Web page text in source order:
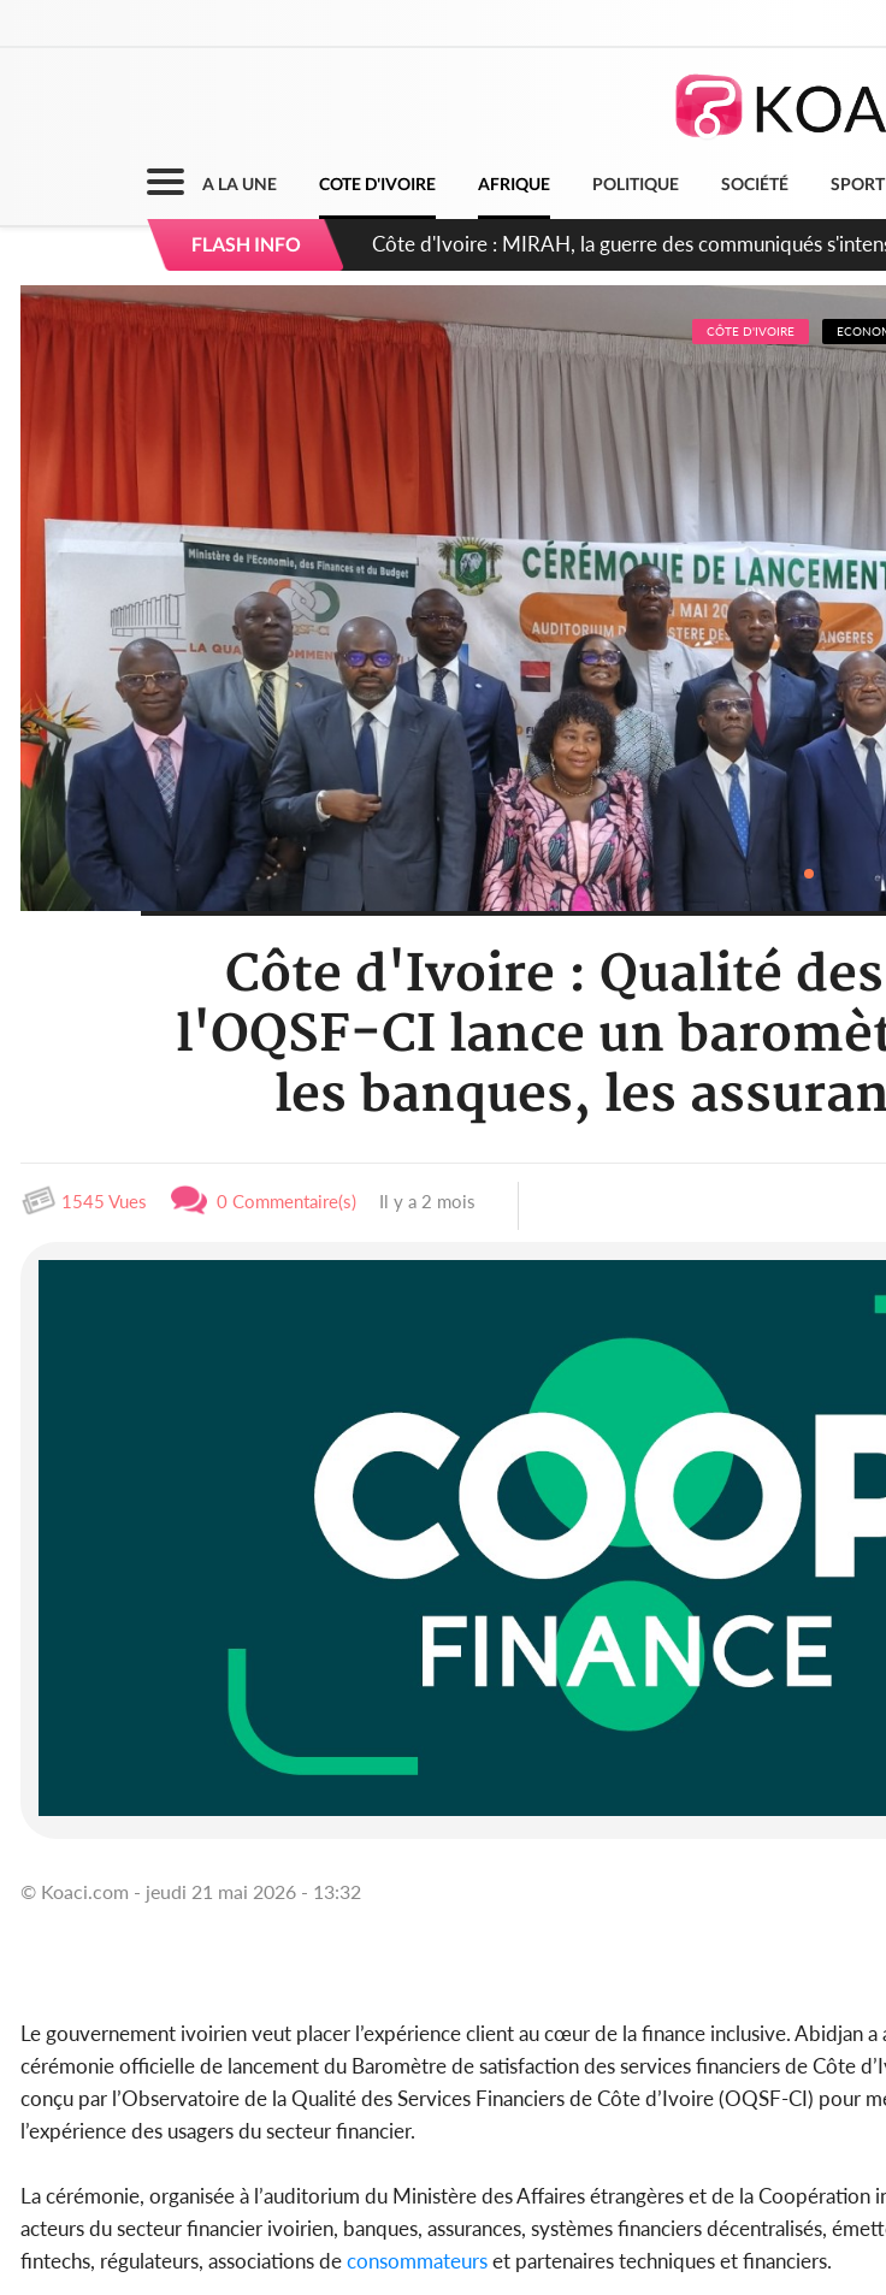
A LA UNE COTE D'IVOIRE AFRIQUE POLITIQUE SOCIÉTÉ SPORT
FLASH INFO Côte d'Ivoire : Indépendance 2026, Thiam plaide pour
CÔTE D'IVOIRE
Côte d'Ivoire : Qualité
l'OQSF-CI lance un
les banques, les
1545 Vues 0 Commentaire(s) Il y a 2 mois
© Koaci.com - jeudi 21 mai 2026 - 13:32
Le gouvernement ivoirien veut placer l’expérience client au cœur de la finance inclusive. Abidjan
cérémonie officielle de lancement du Baromètre de satisfaction des services financiers de Côte
conçu par l’Observatoire de la Qualité des Services Financiers de Côte d’Ivoire (OQSF-CI) pour
l’expérience des usagers du secteur financier.
La cérémonie, organisée à l’auditorium du Ministère des Affaires étrangères et de la Coopération
acteurs du secteur financier ivoirien, banques, assurances, systèmes financiers décentralisés,
fintechs, régulateurs, associations deconsommateurset partenaires techniques et financiers.